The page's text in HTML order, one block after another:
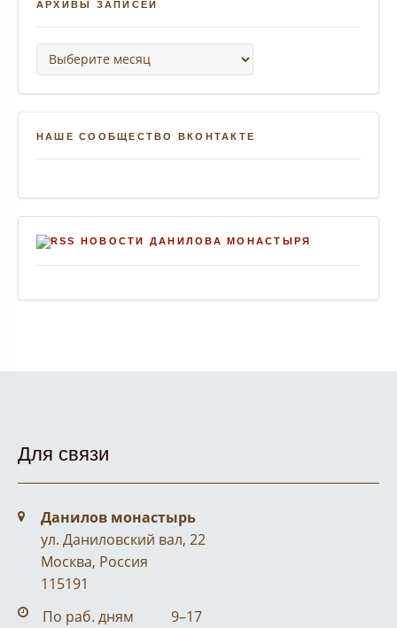
АРХИВЫ ЗАПИСЕЙ
Архивы записей
НАШЕ СООБЩЕСТВО ВКОНТАКТЕ
НОВОСТИ ДАНИЛОВА МОНАСТЫРЯ
Для связи
Данилов монастырь
ул. Даниловский вал, 22
Москва, Россия
115191
По раб. дням 9–17